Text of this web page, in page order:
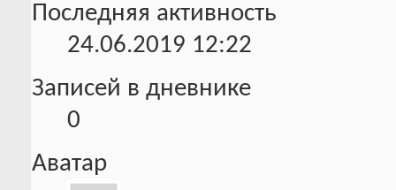
Последняя активность
24.06.2019 12:22
Записей в дневнике
0
Аватар